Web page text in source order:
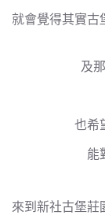
就會覺得其實古
及
也希
能
來到新社古堡莊